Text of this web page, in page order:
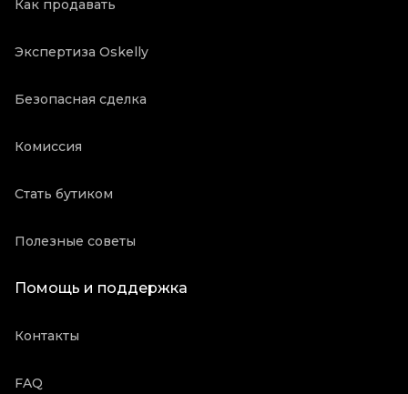
Как продавать
Экспертиза Oskelly
Безопасная сделка
Комиссия
Стать бутиком
Полезные советы
Помощь и поддержка
Контакты
FAQ